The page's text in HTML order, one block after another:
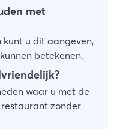
met
kunt u dit aangeven,
betekenen.
waar u met de
zonder